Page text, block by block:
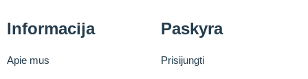
Informacija
Apie mus
Paskyra
Prisijungti